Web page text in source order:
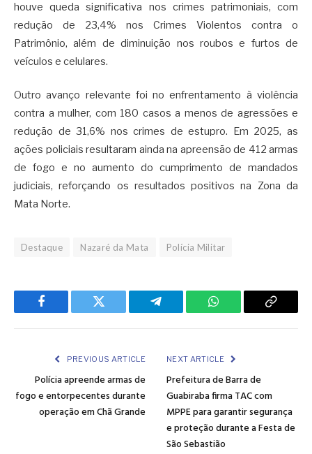
houve queda significativa nos crimes patrimoniais, com
redução de 23,4% nos Crimes Violentos contra o
Patrimônio, além de diminuição nos roubos e furtos de
veículos e celulares.
Outro avanço relevante foi no enfrentamento à violência
contra a mulher, com 180 casos a menos de agressões e
redução de 31,6% nos crimes de estupro. Em 2025, as
ações policiais resultaram ainda na apreensão de 412 armas
de fogo e no aumento do cumprimento de mandados
judiciais, reforçando os resultados positivos na Zona da
Mata Norte.
Destaque Nazaré da Mata Polícia Militar
Facebook Twitter Telegram WhatsApp Copy
PREVIOUS ARTICLE
Polícia apreende armas de
fogo e entorpecentes durante
operação em Chã Grande
NEXT ARTICLE
Prefeitura de Barra de
Guabiraba firma TAC com
MPPE para garantir segurança
e proteção durante a Festa de
São Sebastião